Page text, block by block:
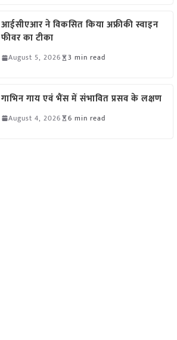
आईसीएआर ने विकसित किया अफ्रीकी स्वाइन
फीवर का टीका
August 5, 2026 3 min read
गाभिन गाय एवं भैंस में संभावित प्रसव के लक्षण
August 4, 2026 6 min read